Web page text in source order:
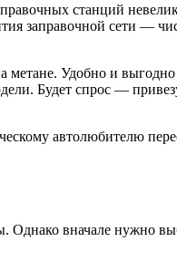
станций
заправочной сети —
Удобно и
Будет спрос —
автолюбителю
вначале нужно